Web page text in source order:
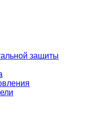
защиты